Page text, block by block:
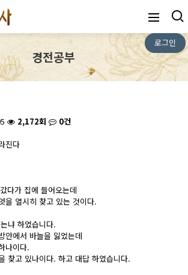
로그인
경전공부
2,172회
0건
진다
다가 집에 들어오는데
을 열시히 찾고 있는 것이다.
냐 하였습니다.
안에서 바늘을 잃었는데
나이다.
찾고 있나이다. 하고 대답 하였습니다.